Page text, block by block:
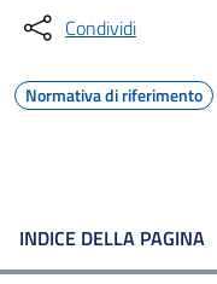
Condividi
Normativa di riferimento
INDICE DELLA PAGINA